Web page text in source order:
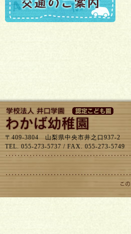
〒409-3804 山梨県中央市井之口937-2
TEL. 055-273-5737 / FAX. 055-273-5749